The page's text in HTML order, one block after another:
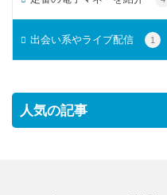
出会い系やライブ配信 1
人気の記事